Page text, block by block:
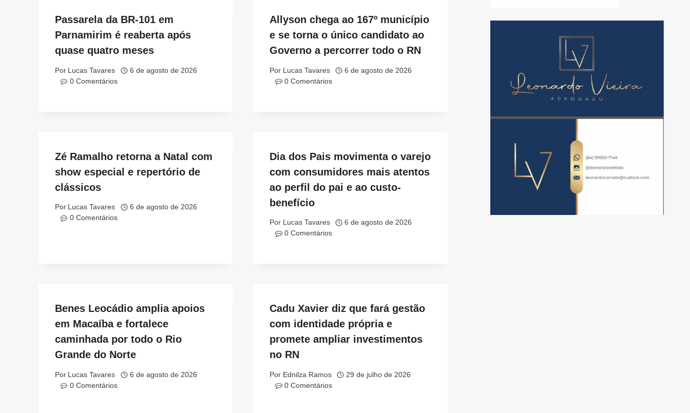
Passarela da BR-101 em
Parnamirim é reaberta após
quase quatro meses
Por Lucas Tavares
6 de agosto de 2026
0 Comentários
Allyson chega ao 167º município
e se torna o único candidato ao
Governo a percorrer todo o RN
Por Lucas Tavares
6 de agosto de 2026
0 Comentários
Zé Ramalho retorna a Natal com
show especial e repertório de
clássicos
Por Lucas Tavares
6 de agosto de 2026
0 Comentários
Dia dos Pais movimenta o varejo
com consumidores mais atentos
ao perfil do pai e ao custo-
benefício
Por Lucas Tavares
6 de agosto de 2026
0 Comentários
Benes Leocádio amplia apoios
em Macaíba e fortalece
caminhada por todo o Rio
Grande do Norte
Por Lucas Tavares
6 de agosto de 2026
0 Comentários
Cadu Xavier diz que fará gestão
com identidade própria e
promete ampliar investimentos
no RN
Por Ednilza Ramos
29 de julho de 2026
0 Comentários